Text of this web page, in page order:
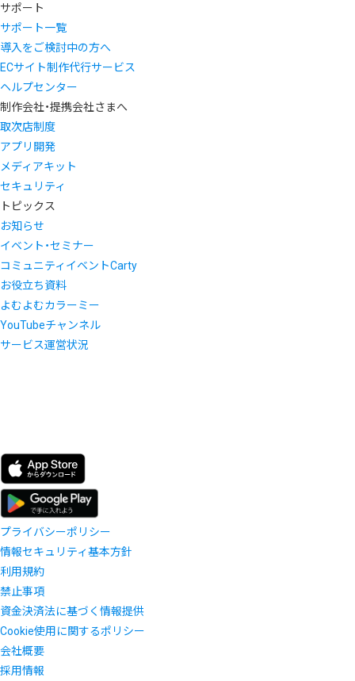
サポート
サポート一覧
導入をご検討中の方へ
ECサイト制作代行サービス
ヘルプセンター
制作会社・提携会社さまへ
取次店制度
アプリ開発
メディアキット
セキュリティ
トピックス
お知らせ
イベント・セミナー
コミュニティイベントCarty
お役立ち資料
よむよむカラーミー
YouTubeチャンネル
サービス運営状況
プライバシーポリシー
情報セキュリティ基本方針
利用規約
禁止事項
資金決済法に基づく情報提供
Cookie使用に関するポリシー
会社概要
採用情報